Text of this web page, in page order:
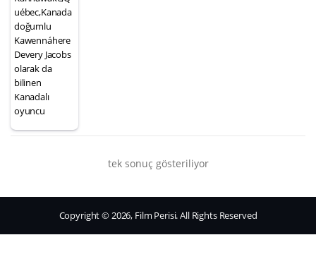
uébec,Kanada
doğumlu
Kawennáhere
Devery Jacobs
olarak da
bilinen
Kanadalı
oyuncu
tek sonuç gösteriliyor
Copyright © 2026, Film Perisi. All Rights Reserved